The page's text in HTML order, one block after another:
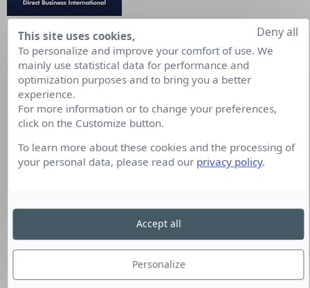
Christopher Caussin
DBI
France
Change
This site uses cookies,
To personalize and improve your comfort of use. We
mainly use statistical data for performance and
optimization purposes and to bring you a better
experience.
For more information or to change your preferences,
click on the Customize button.
To learn more about these cookies and the processing of
your personal data, please read our privacy policy.
Personalize
Deny all
Accept all